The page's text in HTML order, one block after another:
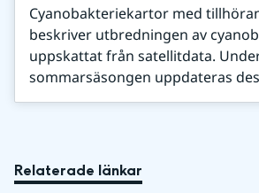
Cyanobakteriekartor med
beskriver utbredningen av
uppskattat från satellitdata.
sommarsäsongen uppdateras
Relaterade länkar